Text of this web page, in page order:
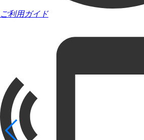
ご利用ガイド